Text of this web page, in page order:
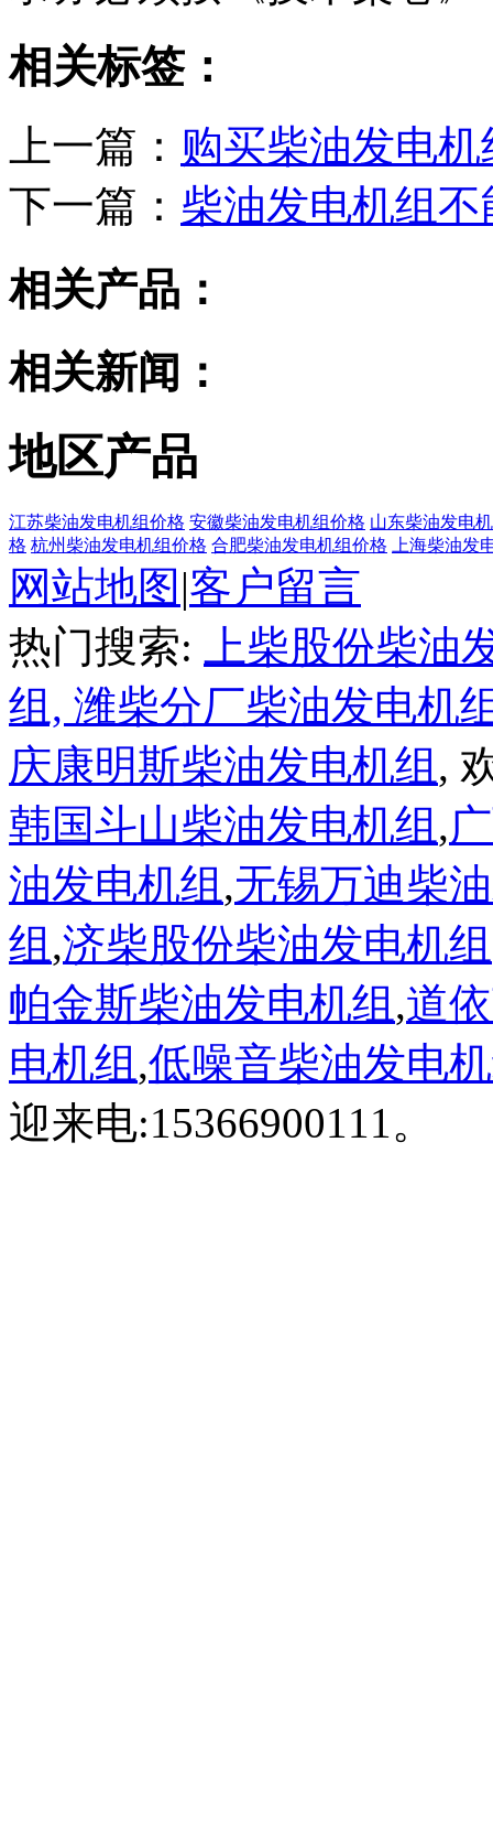
相关标签：
上一篇： 购买柴油发电
下一篇： 柴油发电机组
相关产品：
相关新闻：
地区产品
江苏柴油发电机组价格 安徽柴油发电机组价格 山东柴油发电
格 杭州柴油发电机组价格 合肥柴油发电机组价格 上海柴油发
网站地图 |客户留言
热门搜索:
上柴股份柴油
组, 潍柴分厂柴油发电机
庆康明斯柴油发电机组 ,
韩国斗山柴油发电机组 ,
油发电机组 ,无锡万迪柴
组 ,济柴股份柴油发电机组
帕金斯柴油发电机组 ,道
电机组 ,低噪音柴油发电
迎来电:15366900111。